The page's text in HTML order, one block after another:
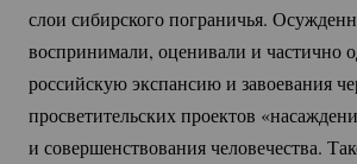
слои сибирского пограничья.
воспринимали, оценивали и частично
российскую экспансию и завоевания
просветительских проектов
и совершенствования человечества.